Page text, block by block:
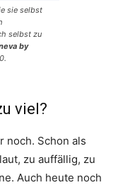
sie selbst
selbst zu
by
viel?
noch. Schon als
zu auffällig, zu
Auch heute noch